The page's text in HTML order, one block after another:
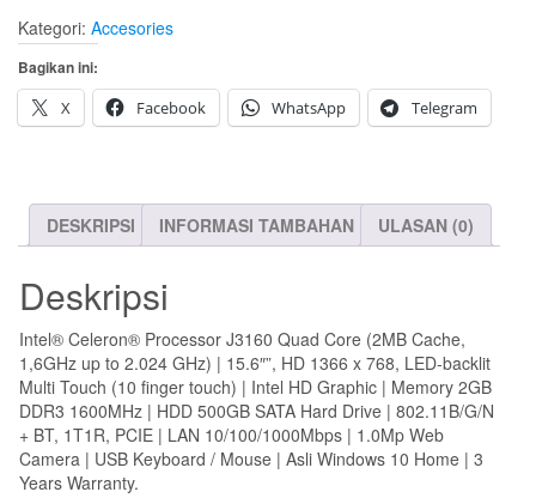
Rp 5.850.000.
A4110
(Celeron,
WIN
Touch
Kategori: Accesories
Bagikan ini:
X
Facebook WhatsApp Telegram
DESKRIPSI INFORMASI TAMBAHAN ULASAN (0)
Deskripsi
Intel® Celeron® Processor J3160 Quad Core (2MB Cache,
1,6GHz up to 2.024 GHz) | 15.6″”, HD 1366 x 768, LED-backlit
Multi Touch (10 finger touch) | Intel HD Graphic | Memory 2GB
DDR3 1600MHz | HDD 500GB SATA Hard Drive | 802.11B/G/N
+ BT, 1T1R, PCIE | LAN 10/100/1000Mbps | 1.0Mp Web
Camera | USB Keyboard / Mouse | Asli Windows 10 Home | 3
Years Warranty.